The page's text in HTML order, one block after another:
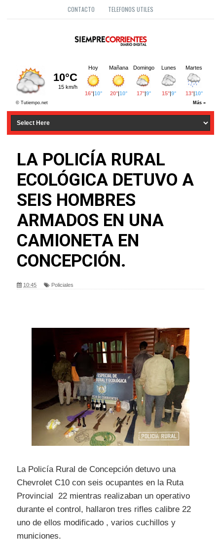
CONTACTO TELEFONOS UTILES
LA POLICÍA RURAL
ECOLÓGICA DETUVO A
SEIS HOMBRES
ARMADOS EN UNA
CAMIONETA EN
CONCEPCIÓN.
10:45 Policiales
La Policía Rural de Concepción detuvo una
Chevrolet C10 con seis ocupantes en la Ruta
Provincial 22 mientras realizaban un operativo
durante el control, hallaron tres rifles calibre 22
uno de ellos modificado , varios cuchillos y
municiones.